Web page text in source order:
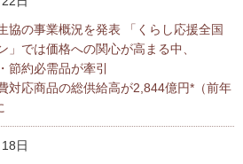
協の事業概況を発表 「くらし応援全国
」では価格への関心が高まる中、
節約必需品が牽引
対応商品の総供給高が2,844億円*（前年
日